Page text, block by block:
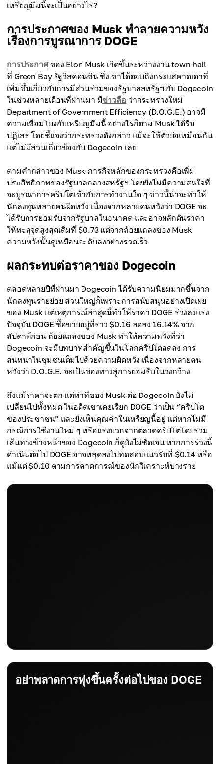
เหรียญมีมนี้จะเป็นอย่างไร?
การประกาศของ Musk ทำลายความหวัง
เรื่องการบูรณาการ DOGE
การประกาศของ Elon Musk เกิดขึ้นระหว่างงาน town hall
ที่ Green Bay รัฐวิสคอนซิน ซึ่งเขาได้ตอบถึงกระแสคาดเดาที่
เพิ่มขึ้นเกี่ยวกับการมีส่วนร่วมของรัฐบาลสหรัฐฯ กับ Dogecoin
ในช่วงหลายเดือนที่ผ่านมา มีข่าวลือ ว่ากระทรวงใหม่
Department of Government Efficiency (D.O.G.E.) อาจมี
ความเชื่อมโยงกับเหรียญมีมนี้ อย่างไรก็ตาม Musk ได้รีบ
ปฏิเสธ โดยชี้แจงว่ากระทรวงดังกล่าว แม้จะใช้ตัวย่อเหมือนกัน
แต่ไม่มีส่วนเกี่ยวข้องกับ Dogecoin เลย
ตามคำกล่าวของ Musk ภารกิจหลักของกระทรวงคือเพิ่ม
ประสิทธิภาพของรัฐบาลกลางสหรัฐฯ โดยยังไม่มีความสนใจที่
จะบูรณาการคริปโตเข้ากับการทำงานใด ๆ ข่าวนี้น่าจะทำให้
นักลงทุนหลายคนผิดหวัง เนื่องจากหลายคนหวังว่า DOGE จะ
ได้รับการยอมรับจากรัฐบาลในอนาคต และอาจผลักดันราคา
ให้ทะลุจุดสูงสุดเดิมที่ $0.73 แต่จากถ้อยแถลงของ Musk
ความหวังนั้นดูเหมือนจะดับลงอย่างรวดเร็ว
ผลกระทบต่อราคาของ Dogecoin
ตลอดหลายปีที่ผ่านมา Dogecoin ได้รับความนิยมมากขึ้นจาก
นักลงทุนรายย่อย ส่วนใหญ่ก็เพราะการสนับสนุนอย่างเปิดเผย
ของ Musk แต่เหตุการณ์ล่าสุดนี้ทำให้ราคา DOGE ร่วงลงแรง
ปัจจุบัน DOGE ซื้อขายอยู่ที่ราว $0.16 ลดลง 16.14% จาก
สัปดาห์ก่อน ถ้อยแถลงของ Musk ทำให้ความหวังที่ว่า
Dogecoin จะมีบทบาทสำคัญขึ้นในโลกคริปโตลดลง การ
สนทนาในชุมชนเต็มไปด้วยความผิดหวัง เนื่องจากหลายคน
หวังว่า D.O.G.E. จะเป็นช่องทางสู่การยอมรับในวงกว้าง
ถึงแม้ราคาจะตก แต่ท่าทีของ Musk ต่อ Dogecoin ยังไม่
เปลี่ยนไปทั้งหมด ในอดีตเขาเคยเรียก DOGE ว่าเป็น “คริปโต
ของประชาชน” และยังเห็นคุณค่าในเหรียญนี้อยู่ แต่หากไม่มี
กรณีการใช้งานใหม่ ๆ หรือแรงบวกจากตลาดคริปโตโดยรวม
เส้นทางข้างหน้าของ Dogecoin ก็ดูยังไม่ชัดเจน หากการร่วงนี้
ดำเนินต่อไป DOGE อาจหลุดลงไปทดสอบแนวรับที่ $0.14 หรือ
แม้แต่ $0.10 ตามการคาดการณ์ของนักวิเคราะห์บางราย
อย่าพลาดการพุ่งขึ้นครั้งต่อไปของ DOGE